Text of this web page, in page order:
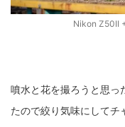
Nikon Z50II
噴水と花を撮ろうと思っ
たので絞り気味にしてチ